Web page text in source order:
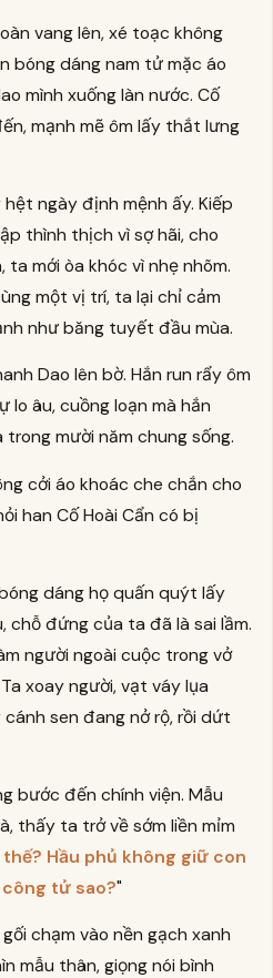
vang lên, xé toạc không
bóng dáng nam tử mặc áo
mình xuống làn nước. Cố
mạnh mẽ ôm lấy thắt lưng
hệt ngày định mệnh ấy. Kiếp
thình thịch vì sợ hãi, cho
mới òa khóc vì nhẹ nhõm.
một vị trí, ta lại chỉ cảm
như băng tuyết đầu mùa.
Dao lên bờ. Hắn run rẩy ôm
lo âu, cuồng loạn mà hắn
mười năm chung sống.
cởi áo khoác che chắn cho
han Cố Hoài Cẩn có bị
dáng họ quấn quýt lấy
chỗ đứng của ta đã là sai lầm.
người ngoài cuộc trong vở
xoay người, vạt váy lụa
sen đang nở rộ, rồi dứt
bước đến chính viện. Mẫu
thấy ta trở về sớm liền mỉm
Hầu phủ không giữ con
tử sao?"
chạm vào nền gạch xanh
mẫu thân, giọng nói bình